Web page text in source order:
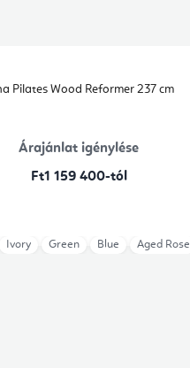
Pilates Wood Reformer 237 cm
Árajánlat igénylése
Ft1 159 400-tól
Ivory Green Blue Aged Rose